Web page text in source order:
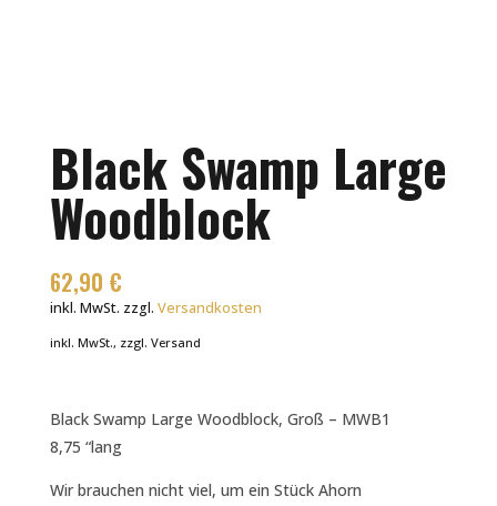
Black Swamp Large
Woodblock
62,90 €
inkl. MwSt. zzgl. Versandkosten
inkl. MwSt., zzgl. Versand
Black Swamp Large Woodblock, Groß – MWB1
8,75 “lang
Wir brauchen nicht viel, um ein Stück Ahorn